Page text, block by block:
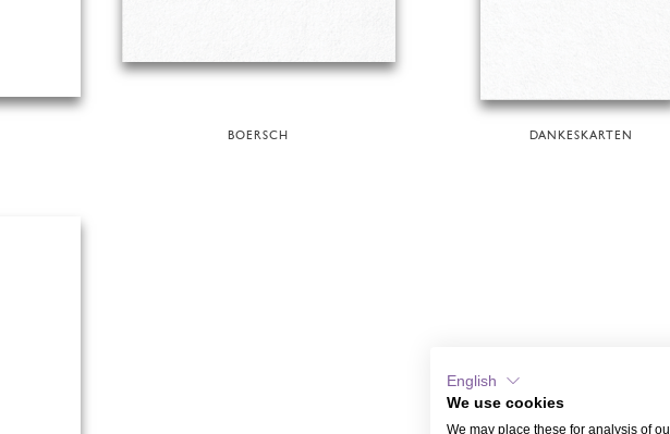
BOERSCH DANKESKARTEN
English
We use cookies
We may place these for analysis of